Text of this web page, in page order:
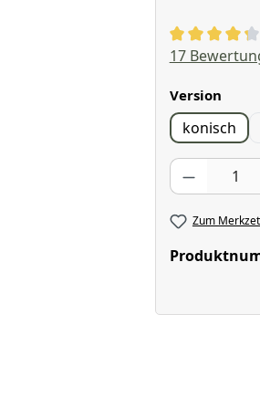
17
Version
konisch
Produkt
Zum